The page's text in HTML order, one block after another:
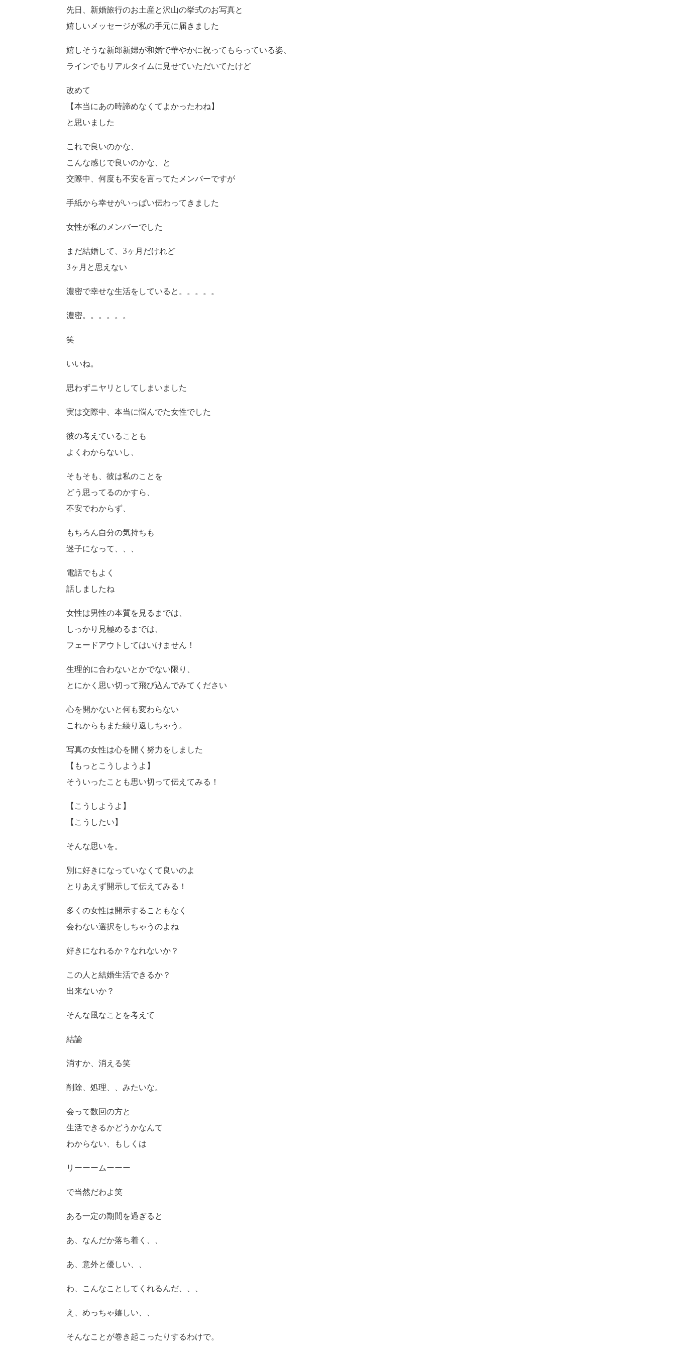
先日、新婚旅行のお土産と沢山の挙式のお写真と
嬉しいメッセージが私の手元に届きました
嬉しそうな新郎新婦が和婚で華やかに祝ってもらっている姿、
ラインでもリアルタイムに見せていただいてたけど
改めて
【本当にあの時諦めなくてよかったわね】
と思いました
これで良いのかな、
こんな感じで良いのかな、と
交際中、何度も不安を言ってたメンバーですが
手紙から幸せがいっぱい伝わってきました
女性が私のメンバーでした
まだ結婚して、3ヶ月だけれど
3ヶ月と思えない
濃密で幸せな生活をしていると。。。。。
濃密。。。。。。
笑
いいね。
思わずニヤリとしてしまいました
実は交際中、本当に悩んでた女性でした
彼の考えていることも
よくわからないし、
そもそも、彼は私のことを
どう思ってるのかすら、
不安でわからず、
もちろん自分の気持ちも
迷子になって、、、
電話でもよく
話しましたね
女性は男性の本質を見るまでは、
しっかり見極めるまでは、
フェードアウトしてはいけません！
生理的に合わないとかでない限り、
とにかく思い切って飛び込んでみてください
心を開かないと何も変わらない
これからもまた繰り返しちゃう。
写真の女性は心を開く努力をしました
【もっとこうしようよ】
そういったことも思い切って伝えてみる！
【こうしようよ】
【こうしたい】
そんな思いを。
別に好きになっていなくて良いのよ
とりあえず開示して伝えてみる！
多くの女性は開示することもなく
会わない選択をしちゃうのよね
好きになれるか？なれないか？
この人と結婚生活できるか？
出来ないか？
そんな風なことを考えて
結論
消すか、消える笑
削除、処理、、みたいな。
会って数回の方と
生活できるかどうかなんて
わからない、もしくは
リーーームーーー
で当然だわよ笑
ある一定の期間を過ぎると
あ、なんだか落ち着く、、
あ、意外と優しい、、
わ、こんなことしてくれるんだ、、、
え、めっちゃ嬉しい、、
そんなことが巻き起こったりするわけで。